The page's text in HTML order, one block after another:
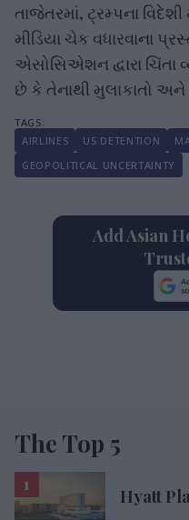
તાજેતરમાં, ટ્રમ્પના
મીડિયા ચેક વધારવાના
એસોસિએશન દ્વારા
છે કે તેનાથી મુલાકાતો
AIRLINES US DETENTION
GEOPOLITICAL UNCERTAINTY
Add Asian
The Top 5
Hyatt